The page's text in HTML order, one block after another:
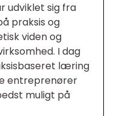
udviklet sig fra
praksis og
viden og
I dag
læring
entreprenører
muligt på